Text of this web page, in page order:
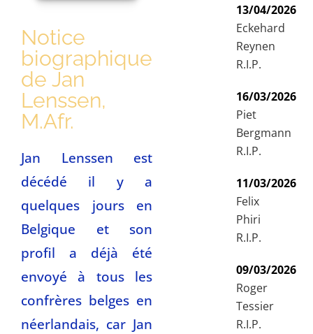
Notice
biographique
de Jan
Lenssen,
M.Afr.
Jan Lenssen est
décédé il y a
quelques jours en
Belgique et son
profil a déjà été
envoyé à tous les
confrères belges en
néerlandais, car Jan
13/04/2026
Eckehard
Reynen
R.I.P.
16/03/2026
Piet
Bergmann
R.I.P.
11/03/2026
Felix
Phiri
R.I.P.
09/03/2026
Roger
Tessier
R.I.P.